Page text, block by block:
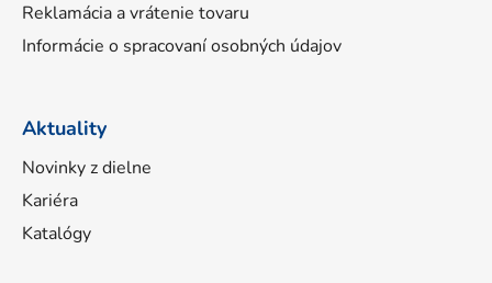
Reklamácia a vrátenie tovaru
Informácie o spracovaní osobných údajov
Aktuality
Novinky z dielne
Kariéra
Katalógy